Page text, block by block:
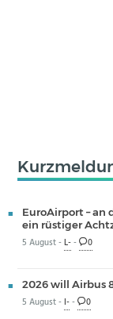
EuroAirport – an
ein rüstiger
5 August -L-- 0
2026 will Airbus
5 August - I-- 0